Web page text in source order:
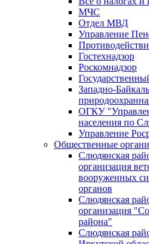
МЧС
Отдел МВД
Управление
Гостехнадзор
Роскомнадзор
Западно-
ОГКУ
населения по
Управление
Общественные
Слюдянская
организация
вооруженных
органов
Слюдянская
организация
района"
Слюдянская